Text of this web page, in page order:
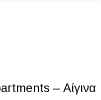
– Αίγινα